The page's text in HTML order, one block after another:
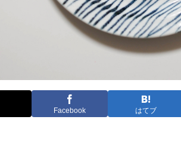
Facebook はてブ